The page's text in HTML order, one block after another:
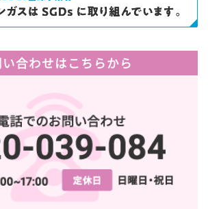
い合わせはこちらから